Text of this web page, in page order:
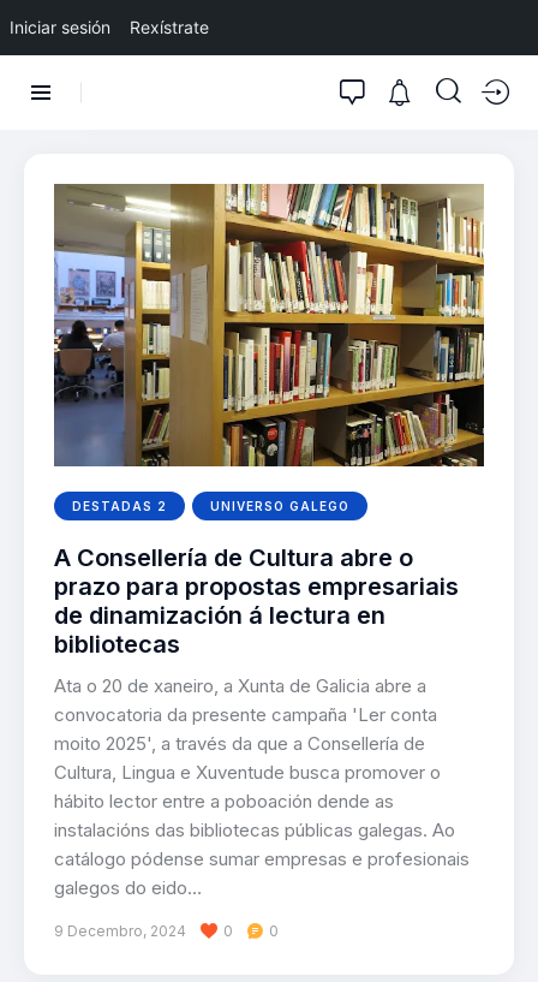
Iniciar sesión Rexístrate
DESTADAS 2 UNIVERSO GALEGO
A Consellería de Cultura abre o
prazo para propostas empresariais
de dinamización á lectura en
bibliotecas
Ata o 20 de xaneiro, a Xunta de Galicia abre a
convocatoria da presente campaña 'Ler conta
moito 2025', a través da que a Consellería de
Cultura, Lingua e Xuventude busca promover o
hábito lector entre a poboación dende as
instalacións das bibliotecas públicas galegas. Ao
catálogo pódense sumar empresas e profesionais
galegos do eido…
9 Decembro, 2024 0 0